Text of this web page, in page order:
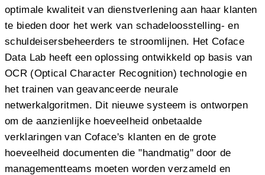
optimale kwaliteit van dienstverlening aan haar klanten
te bieden door het werk van schadeloosstelling- en
schuldeisersbeheerders te stroomlijnen. Het Coface
Data Lab heeft een oplossing ontwikkeld op basis van
OCR (Optical Character Recognition) technologie en
het trainen van geavanceerde neurale
netwerkalgoritmen. Dit nieuwe systeem is ontworpen
om de aanzienlijke hoeveelheid onbetaalde
verklaringen van Coface's klanten en de grote
hoeveelheid documenten die "handmatig" door de
managementteams moeten worden verzameld en